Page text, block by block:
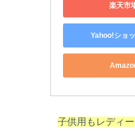
楽天市
Yahoo!ショ
子供用もレディ